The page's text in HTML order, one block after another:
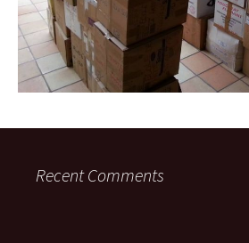
Recent Comments